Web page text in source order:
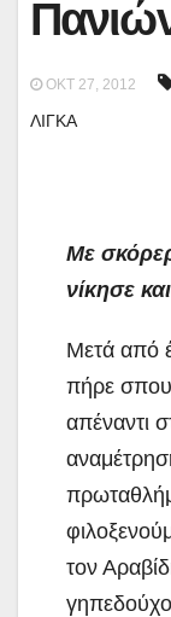
ΟΚΤ 27, 2012
ΛΙΓΚΑ
Με
νίκησε
Μετά από
πήρε
απέναντι
τον